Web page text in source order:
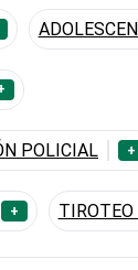
POLICIAL +
+